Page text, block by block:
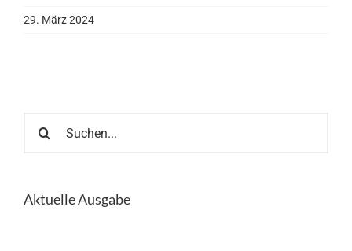
29. März 2024
nach:
Aktuelle Ausgabe